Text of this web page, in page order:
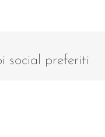
social preferiti